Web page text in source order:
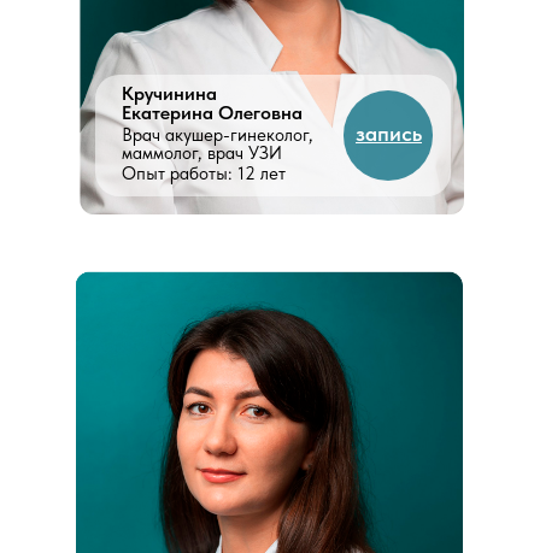
Опыт работы: 12 лет
Кручинина
Екатерина Олеговна
Врач акушер-гинеколог,
маммолог, врач УЗИ
запись